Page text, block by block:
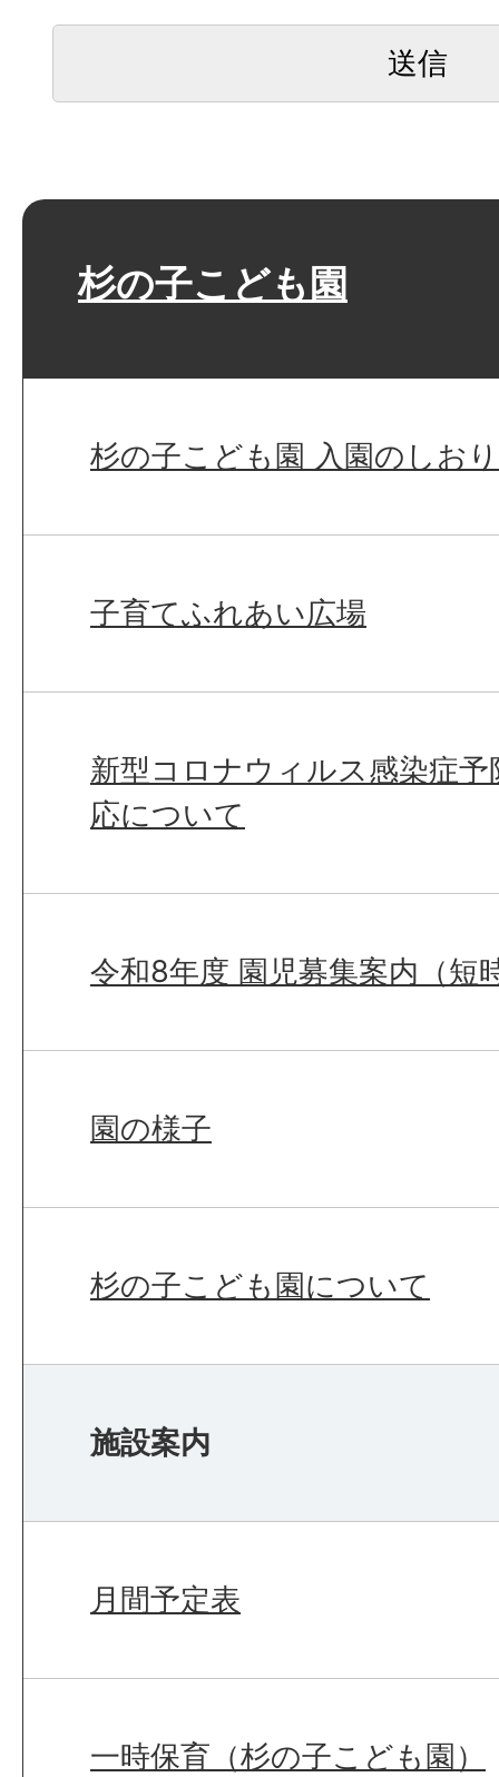
杉の子こども園
杉の子こども園 入園のしおり
子育てふれあい広場
新型コロナウィルス感染症
応について
令和8年度 園児募集案内（短
園の様子
杉の子こども園について
施設案内
月間予定表
一時保育（杉の子こども園）